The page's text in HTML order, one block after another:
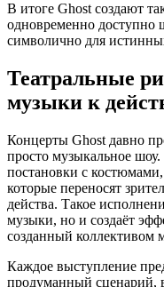
В итоге Ghost создают
одновременно доступно
символично для
Театральные
музыки к
Концерты Ghost давно
просто музыкальное
постановки с
которые переносят
действа. Такое
музыки, но и создаёт
созданный коллективом
Каждое выступление
продуманный сценарий,